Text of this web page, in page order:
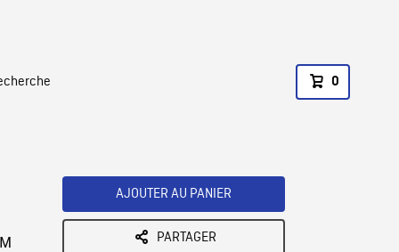
0
AJOUTER AU PANIER
PARTAGER